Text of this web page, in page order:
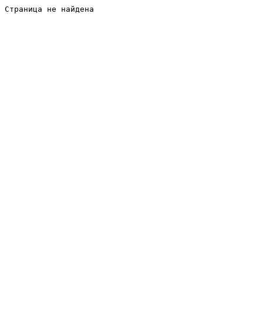
Страница не найдена